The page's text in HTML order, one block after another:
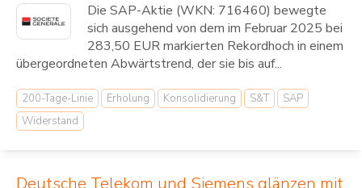
Die SAP-Aktie (WKN: 716460) bewegte
sich ausgehend von dem im Februar 2025 bei
283,50 EUR markierten Rekordhoch in einem
übergeordneten Abwärtstrend, der sie bis auf...
200-Tage-Linie Erholung Konsolidierung S&T
SAP
Widerstand
Deutsche Telekom und Siemens glänzen mit